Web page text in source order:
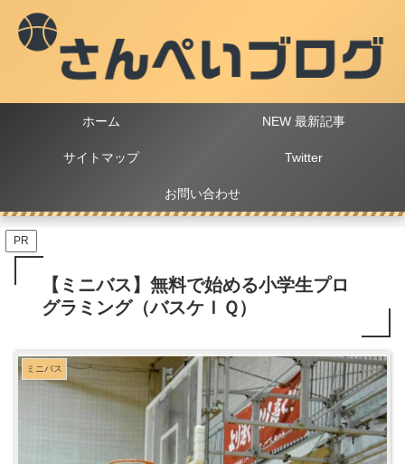
ホーム NEW 最新記事
サイトマップ Twitter
お問い合わせ
PR
【ミニバス】無料で始める小学生プロ
グラミング（バスケＩＱ）
ミニバス